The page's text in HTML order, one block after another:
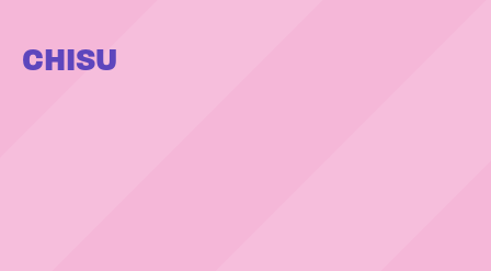
CHISU